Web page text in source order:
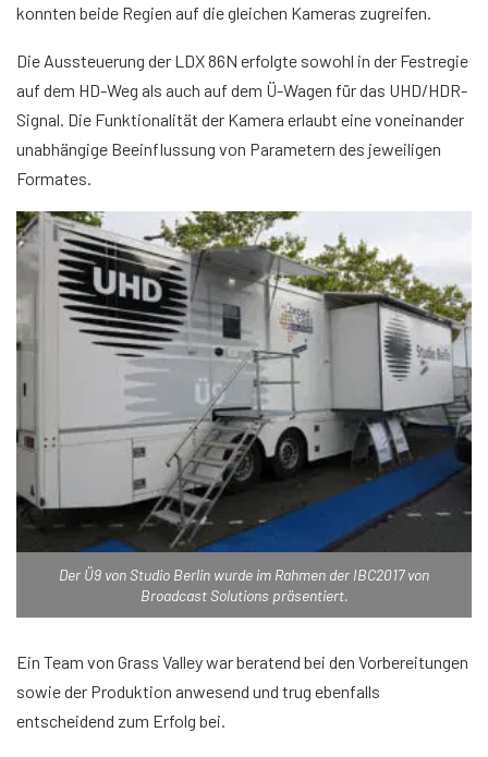
konnten beide Regien auf die gleichen Kameras zugreifen.
Die Aussteuerung der LDX 86N erfolgte sowohl in der Festregie
auf dem HD-Weg als auch auf dem Ü-Wagen für das UHD/HDR-
Signal. Die Funktionalität der Kamera erlaubt eine voneinander
unabhängige Beeinflussung von Parametern des jeweiligen
Formates.
Der Ü9 von Studio Berlin wurde im Rahmen der IBC2017 von
Broadcast Solutions präsentiert.
Ein Team von Grass Valley war beratend bei den Vorbereitungen
sowie der Produktion anwesend und trug ebenfalls
entscheidend zum Erfolg bei.